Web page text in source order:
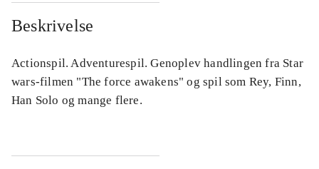
Beskrivelse
Actionspil. Adventurespil. Genoplev handlingen fra Star
wars-filmen "The force awakens" og spil som Rey, Finn,
Han Solo og mange flere.